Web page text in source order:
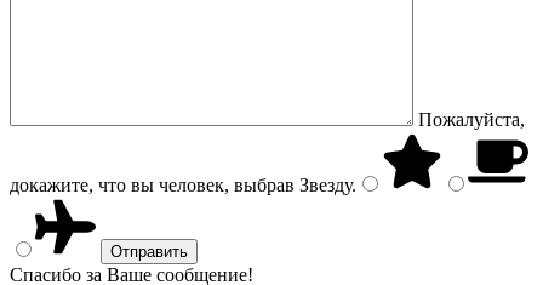
Пожалуйста,
докажите, что вы человек, выбрав Звезду.
Спасибо за Ваше сообщение!